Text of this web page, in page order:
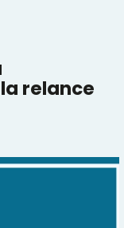
relance